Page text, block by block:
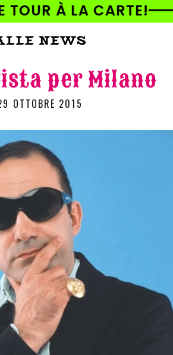
À LA CARTE!
NEWS
per Milano
OTTOBRE 2015